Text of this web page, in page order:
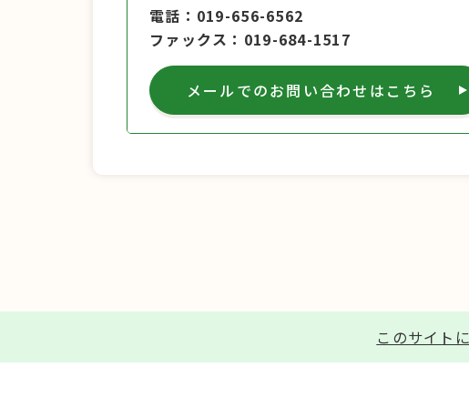
電話
019-656-6562
ファックス
019-684-1517
メールでのお問い合わせはこちら
このサイト